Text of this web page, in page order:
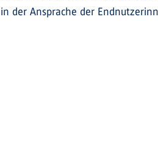
der Ansprache der